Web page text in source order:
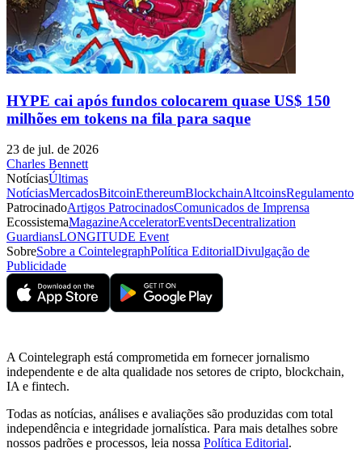
HYPE cai após fundos colocarem quase US$ 150
milhões em tokens na fila para saque
23 de jul. de 2026
Charles Bennett
NotíciasÚltimas
NotíciasMercadosBitcoinEthereumBlockchainAltcoinsRegulamento
PatrocinadoArtigos PatrocinadosComunicados de Imprensa
EcossistemaMagazineAcceleratorEventsDecentralization
GuardiansLONGITUDE Event
SobreSobre a CointelegraphPolítica EditorialDivulgação de
Publicidade
A Cointelegraph está comprometida em fornecer jornalismo
independente e de alta qualidade nos setores de cripto, blockchain,
IA e fintech.
Todas as notícias, análises e avaliações são produzidas com total
independência e integridade jornalística. Para mais detalhes sobre
nossos padrões e processos, leia nossa Política Editorial.